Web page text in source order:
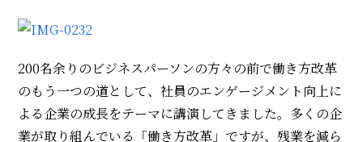
200名余りのビジネスパーソンの方々の前で働き方改革
のもう一つの道として、社員のエンゲージメント向上に
よる企業の成長をテーマに講演してきました。多くの企
業が取り組んでいる「働き方改革」ですが、残業を減ら